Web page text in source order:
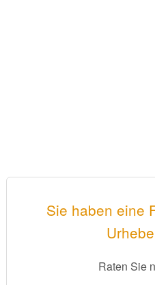
Sie haben eine
Raten Sie